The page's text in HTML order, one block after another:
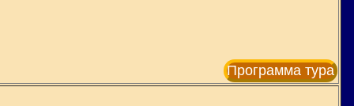
Программа тура